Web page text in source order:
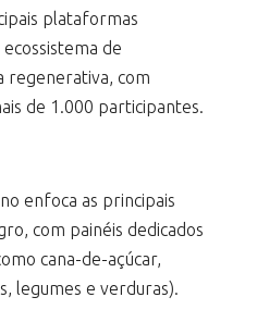
plataformas
de
regenerativa, com
de 1.000 participantes.
enfoca as principais
com painéis dedicados
cana-de-açúcar,
legumes e verduras).